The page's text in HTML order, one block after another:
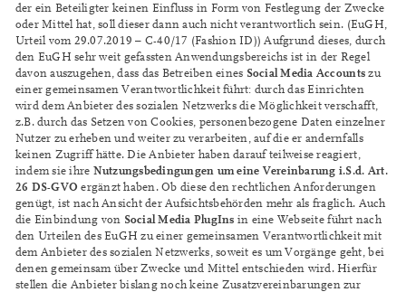
der ein Beteiligter keinen Einfluss in Form von Festlegung der Zwecke
oder Mittel hat, soll dieser dann auch nicht verantwortlich sein. (EuGH,
Urteil vom 29.07.2019 – C-40/17 (Fashion ID)) Aufgrund dieses, durch
den EuGH sehr weit gefassten Anwendungsbereichs ist in der Regel
davon auszugehen, dass das Betreiben eines Social Media Accounts zu
einer gemeinsamen Verantwortlichkeit führt: durch das Einrichten
wird dem Anbieter des sozialen Netzwerks die Möglichkeit verschafft,
z.B. durch das Setzen von Cookies, personenbezogene Daten einzelner
Nutzer zu erheben und weiter zu verarbeiten, auf die er andernfalls
keinen Zugriff hätte. Die Anbieter haben darauf teilweise reagiert,
indem sie ihre Nutzungsbedingungen um eine Vereinbarung i.S.d. Art.
26 DS-GVO ergänzt haben. Ob diese den rechtlichen Anforderungen
genügt, ist nach Ansicht der Aufsichtsbehörden mehr als fraglich. Auch
die Einbindung von Social Media PlugIns in eine Webseite führt nach
den Urteilen des EuGH zu einer gemeinsamen Verantwortlichkeit mit
dem Anbieter des sozialen Netzwerks, soweit es um Vorgänge geht, bei
denen gemeinsam über Zwecke und Mittel entschieden wird. Hierfür
stellen die Anbieter bislang noch keine Zusatzvereinbarungen zur